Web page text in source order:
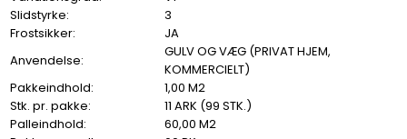
Slidstyrke:
3
Frostsikker:
JA
Anvendelse:
GULV OG VÆG (PRIVAT HJEM,
KOMMERCIELT)
Pakkeindhold:
1,00 M2
Stk. pr. pakke:
11 ARK (99 STK.)
Palleindhold:
60,00 M2